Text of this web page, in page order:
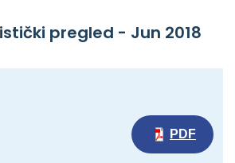
pregled - Jun 2018
PDF